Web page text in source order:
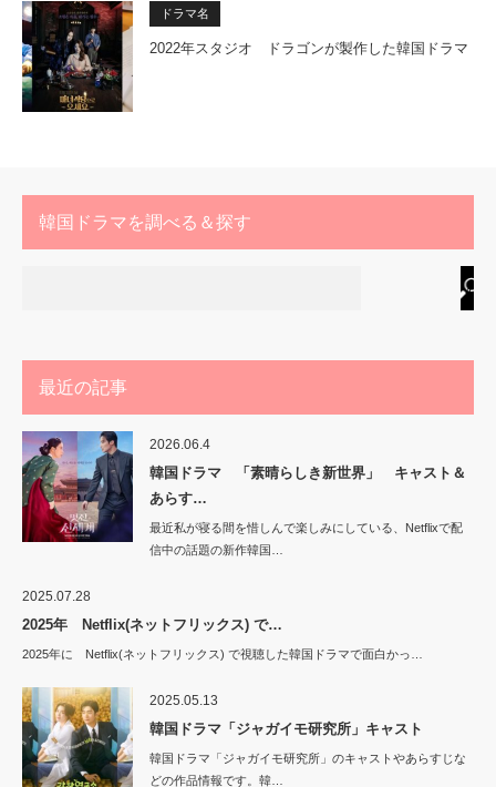
ドラマ名
2022年スタジオ ドラゴンが製作した韓国ドラマ
韓国ドラマを調べる＆探す
最近の記事
2026.06.4
韓国ドラマ 「素晴らしき新世界」 キャスト＆
あらす…
最近私が寝る間を惜しんで楽しみにしている、Netflixで配
信中の話題の新作韓国…
2025.07.28
2025年 Netflix(ネットフリックス) で…
2025年に Netflix(ネットフリックス) で視聴した韓国ドラマで面白かっ…
2025.05.13
韓国ドラマ「ジャガイモ研究所」キャスト
韓国ドラマ「ジャガイモ研究所」のキャストやあらすじな
どの作品情報です。韓…